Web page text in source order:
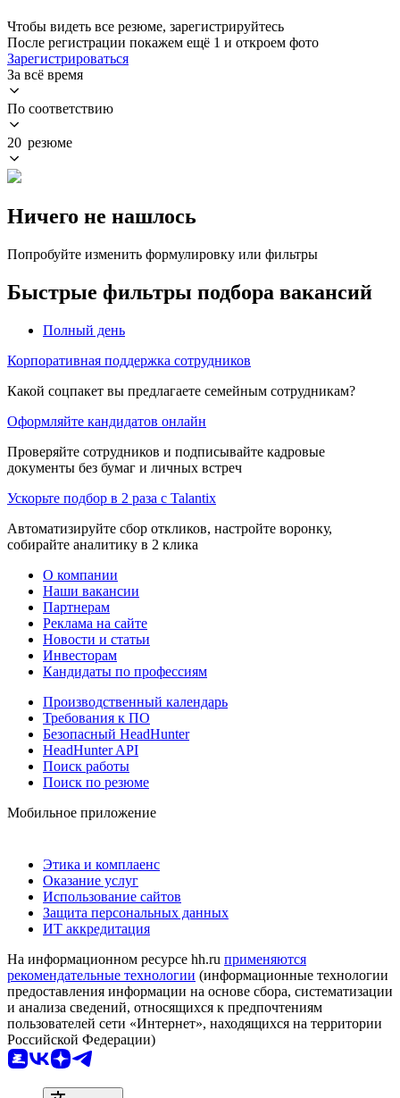
Чтобы видеть все резюме, зарегистрируйтесь
После регистрации покажем ещё 1 и откроем фото
Зарегистрироваться
За всё время
По соответствию
20 резюме
Ничего не нашлось
Попробуйте изменить формулировку или фильтры
Быстрые фильтры подбора вакансий
Полный день
Корпоративная поддержка сотрудников
Какой соцпакет вы предлагаете семейным сотрудникам?
Оформляйте кандидатов онлайн
Проверяйте сотрудников и подписывайте кадровые
документы без бумаг и личных встреч
Ускорьте подбор в 2 раза с Talantix
Автоматизируйте сбор откликов, настройте воронку,
собирайте аналитику в 2 клика
О компании
Наши вакансии
Партнерам
Реклама на сайте
Новости и статьи
Инвесторам
Кандидаты по профессиям
Производственный календарь
Требования к ПО
Безопасный HeadHunter
HeadHunter API
Поиск работы
Поиск по резюме
Мобильное приложение
Этика и комплаенс
Оказание услуг
Использование сайтов
Защита персональных данных
ИТ аккредитация
На информационном ресурсе hh.ru применяются
рекомендательные технологии (информационные технологии
предоставления информации на основе сбора, систематизации
и анализа сведений, относящихся к предпочтениям
пользователей сети «Интернет», находящихся на территории
Российской Федерации)